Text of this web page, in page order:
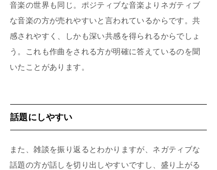
音楽の世界も同じ。ポジティブな音楽よりネガティブ
な音楽の方が売れやすいと言われているからです。共
感されやすく、しかも深い共感を得られるからでしょ
う。これも作曲をされる方が明確に答えているのを聞
いたことがあります。
話題にしやすい
また、雑談を振り返るとわかりますが、ネガティブな
話題の方が話しを切り出しやすいですし、盛り上がる